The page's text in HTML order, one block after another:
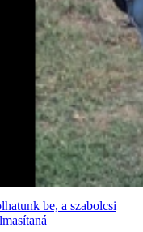
be, a szabolcsi